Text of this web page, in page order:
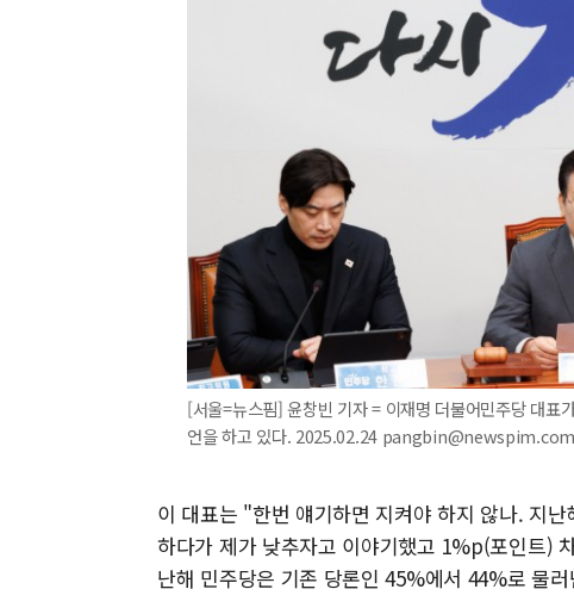
[서울=뉴스핌] 윤창빈 기자 = 이재명 더불어민주당 대표
언을 하고 있다. 2025.02.24 pangbin@newspim.com
이 대표는 "한번 얘기하면 지켜야 하지 않나. 지
하다가 제가 낮추자고 이야기했고 1%p(포인트)
난해 민주당은 기존 당론인 45%에서 44%로 물